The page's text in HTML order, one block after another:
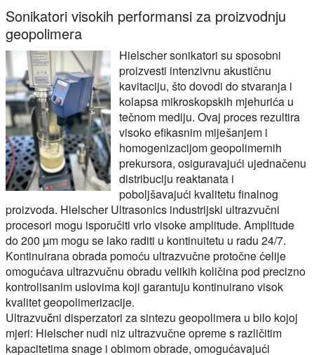
Sonikatori visokih performansi za proizvodnju
geopolimera
Hielscher sonikatori su sposobni
proizvesti intenzivnu akustičnu
kavitaciju, što dovodi do stvaranja i
kolapsa mikroskopskih mjehurića u
tečnom mediju. Ovaj proces rezultira
visoko efikasnim miješanjem i
homogenizacijom geopolimernih
prekursora, osiguravajući ujednačenu
distribuciju reaktanata i
poboljšavajući kvalitetu finalnog
proizvoda. Hielscher Ultrasonics industrijski ultrazvučni
procesori mogu isporučiti vrlo visoke amplitude. Amplitude
do 200 µm mogu se lako raditi u kontinuitetu u radu 24/7.
Kontinuirana obrada pomoću ultrazvučne protočne ćelije
omogućava ultrazvučnu obradu velikih količina pod precizno
kontrolisanim uslovima koji garantuju kontinuirano visok
kvalitet geopolimerizacije.
Ultrazvučni disperzatori za sintezu geopolimera u bilo kojoj
mjeri: Hielscher nudi niz ultrazvučne opreme s različitim
kapacitetima snage i obimom obrade, omogućavajući